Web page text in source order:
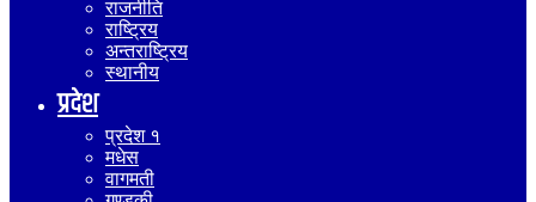
राजनीति
राष्ट्रिय
अन्तराष्ट्रिय
स्थानीय
प्रदेश
प्रदेश १
मधेस
वागमती